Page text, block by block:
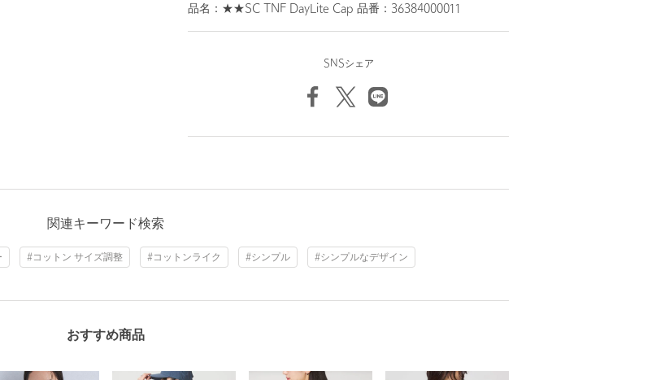
品名：★★SC TNF DayLite Cap 品番：36384000011
SNSシェア
関連キーワード検索
#コットン サイズ調整 #コットンライク #シンプル #シンプルなデザイン
おすすめ商品